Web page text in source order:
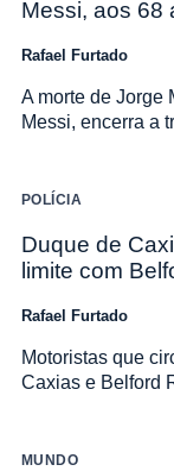
Messi, aos 68
Rafael Furtado
A morte de Jorge
Messi, encerra a
POLÍCIA
Duque de
limite com
Rafael Furtado
Motoristas que
Caxias e Belford
MUNDO